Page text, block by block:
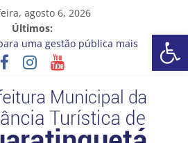
Barra de Ferramentas Aberta
agosto 6, 2026
Últimos:
uma gestão pública mais
estar mais perto do que você
divulga novo cronograma dos